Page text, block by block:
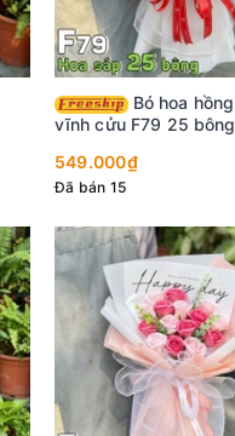
Bó hoa hồng sáp
vĩnh cửu F79 25 bông
549.000₫
Đã bán 15